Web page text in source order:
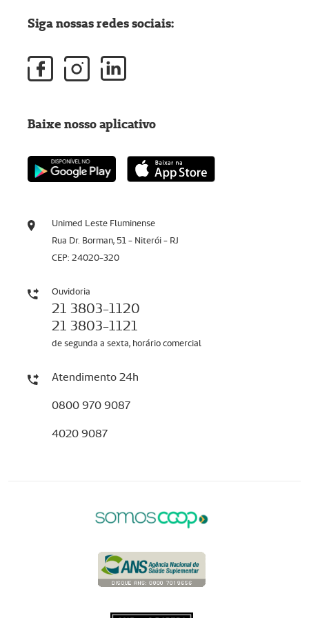
Unimed Leste Fluminense
Rua Dr. Borman, 51 - Niterói - RJ
CEP: 24020-320
Ouvidoria
21 3803-1120
21 3803-1121
de segunda a sexta, horário comercial
Atendimento 24h
0800 970 9087
4020 9087
Siga nossas redes sociais:
Baixe nosso aplicativo